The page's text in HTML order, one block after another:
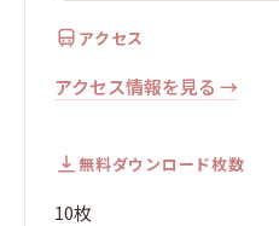
アクセス
アクセス情報を見る →
無料ダウンロード枚数
10枚